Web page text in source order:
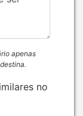
apenas
no